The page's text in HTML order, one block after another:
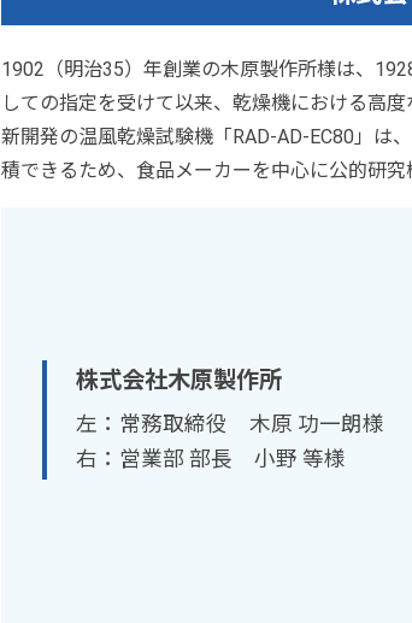
1902（明治35）年創業の木原製作所様は、
しての指定を受けて以来、乾燥機における高
新開発の温風乾燥試験機「RAD-AD-EC80」は
積できるため、食品メーカーを中心に公的研
株式会社木原製作所
左：常務取締役 木原 功一朗様
右：営業部 部長 小野 等様